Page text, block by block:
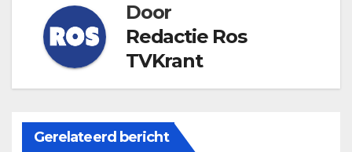
Door
Redactie Ros
TVKrant
Gerelateerd bericht